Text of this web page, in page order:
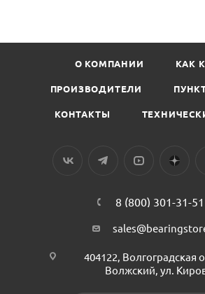
О КОМПАНИИ КАК
ПРОИЗВОДИТЕЛИ
КОНТАКТЫ
8 (800) 301-31-51
404122, Волгоградская
Волжский, ул.